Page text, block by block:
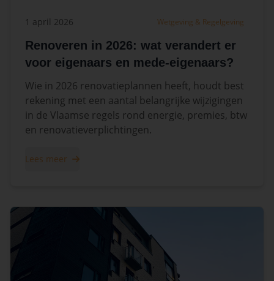
1 april 2026 Wetgeving & Regelgeving
Renoveren in 2026: wat verandert er
voor eigenaars en mede-eigenaars?
Wie in 2026 renovatieplannen heeft, houdt best
rekening met een aantal belangrijke wijzigingen
in de Vlaamse regels rond energie, premies, btw
en renovatieverplichtingen.
Lees meer